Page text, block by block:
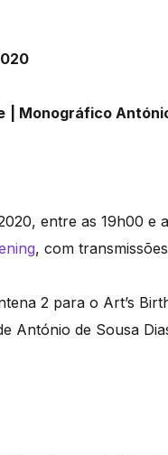
| Monográfico
entre as 19h00 e
, com
2 para o Art’s
António de Sousa